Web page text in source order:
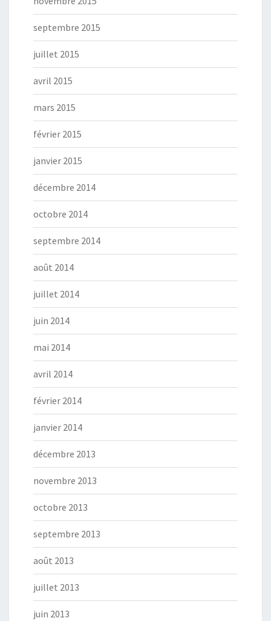
septembre 2015
juillet 2015
avril 2015
mars 2015
février 2015
janvier 2015
décembre 2014
octobre 2014
septembre 2014
août 2014
juillet 2014
juin 2014
mai 2014
avril 2014
février 2014
janvier 2014
décembre 2013
novembre 2013
octobre 2013
septembre 2013
août 2013
juillet 2013
juin 2013